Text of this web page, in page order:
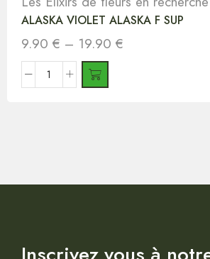
ALASKA VIOLET ALASKA F SUP
9.90 € – 19.90 €